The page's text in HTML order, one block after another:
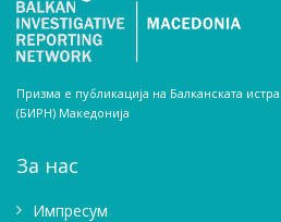
Призма е публикација на Балканската
(БИРН) Македонија
За нас
Импресум